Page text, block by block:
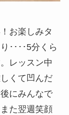
お楽しみタ
････5分くら
レッスン中
くて凹んだ
にみんなで
た翌週笑顔